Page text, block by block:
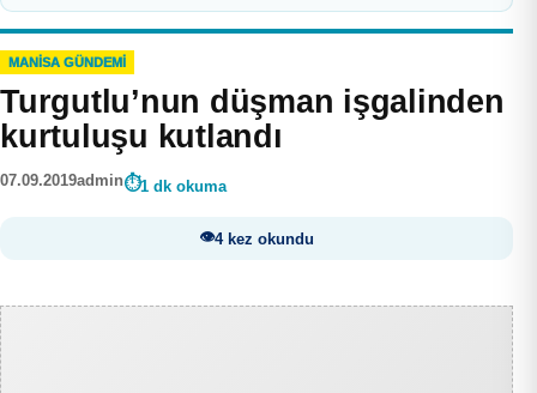
MANISA GÜNDEMI
Turgutlu’nun düşman işgalinden
kurtuluşu kutlandı
07.09.2019admin 1 dk okuma
4 kez okundu